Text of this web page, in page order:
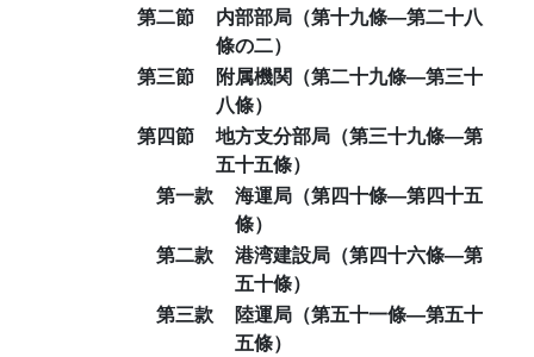
第二節
内部部局（第十九條―第二十八
條の二）
第三節
附属機関（第二十九條―第三十
八條）
第四節
地方支分部局（第三十九條―第
五十五條）
第一款
海運局（第四十條―第四十五
條）
第二款
港湾建設局（第四十六條―第
五十條）
第三款
陸運局（第五十一條―第五十
五條）